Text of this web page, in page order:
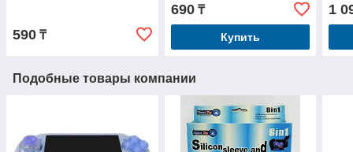
590 ₸
690₸
Купить
1
Подобные товары компании